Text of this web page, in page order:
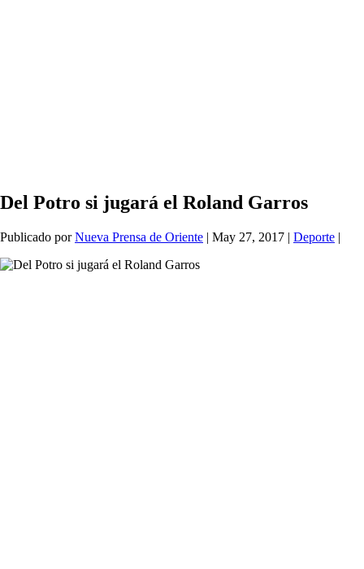
Del Potro si jugará el Roland Garros
Publicado porNueva Prensa de Oriente | May 27, 2017 | Deporte |